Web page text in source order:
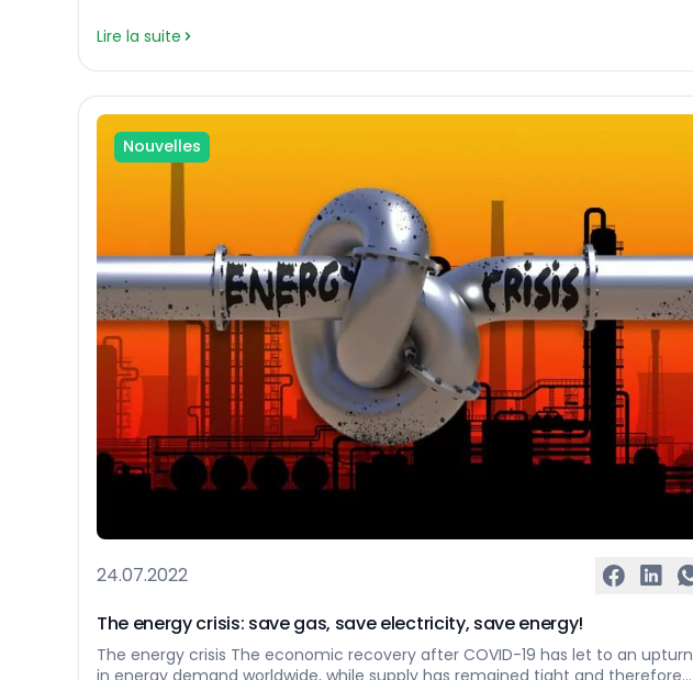
Lire la suite
Nouvelles
24.07.2022
The energy crisis: save gas, save electricity, save energy!
The energy crisis The economic recovery after COVID-19 has let to an upturn
in energy demand worldwide, while supply has remained tight and therefore